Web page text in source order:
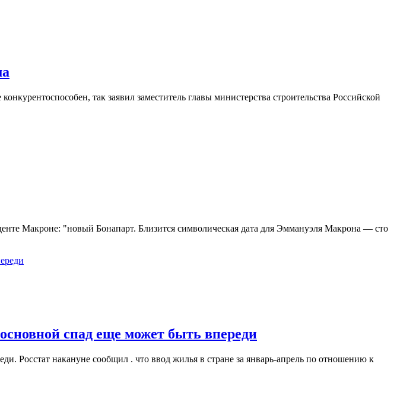
так заявил заместитель главы министерства строительства Российской
Макроне: "новый Бонапарт. Близится символическая дата для Эммануэля Макрона — сто
спад еще может быть впереди
Росстат накануне сообщил . что ввод жилья в стране за январь-апрель по отношению к